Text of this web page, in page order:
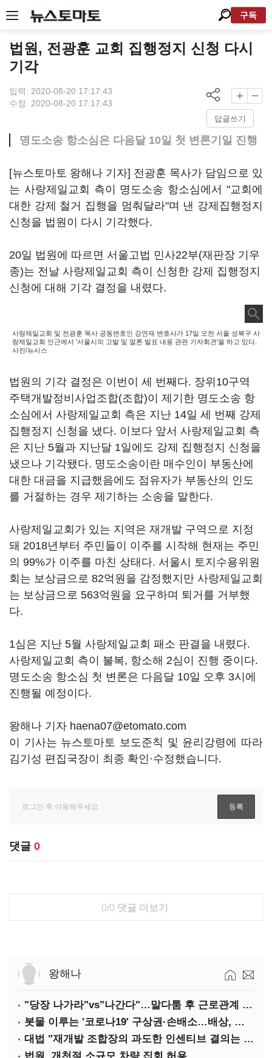
구독
법원, 전광훈 교회 집행정지 신청 다시
기각
입력: 2020-08-20 17:17:43
수정: 2020-08-20 17:17:43
답글쓰기
명도소송 항소심은 다음달 10일 첫 변론기일 진행
[뉴스토마토 왕해나 기자] 전광훈 목사가 담임으로 있
는 사랑제일교회 측이 명도소송 항소심에서 "교회에
대한 강제 철거 집행을 멈춰달라"며 낸 강제집행정지
신청을 법원이 다시 기각했다.
20일 법원에 따르면 서울고법 민사22부(재판장 기우
종)는 전날 사랑제일교회 측이 신청한 강제 집행정지
신청에 대해 기각 결정을 내렸다.
사랑제일교회 및 전광훈 목사 공동변호인 강연재 변호사가 17일 오전 서울 성북구 사
랑제일교회 인근에서 '서울시의 고발 및 얼론 발표 내용 관련 기자회견'을 하고 있다.
사진/뉴시스
법원의 기각 결정은 이번이 세 번째다. 장위10구역
주택개발정비사업조합(조합)이 제기한 명도소송 항
소심에서 사랑제일교회 측은 지난 14일 세 번째 강제
집행정지 신청을 냈다. 이보다 앞서 사랑제일교회 측
은 지난 5월과 지난달 1일에도 강제 집행정지 신청을
냈으나 기각됐다. 명도소송이란 매수인이 부동산에
대한 대금을 지급했음에도 점유자가 부동산의 인도
를 거절하는 경우 제기하는 소송을 말한다.
사랑제일교회가 있는 지역은 재개발 구역으로 지정
돼 2018년부터 주민들이 이주를 시작해 현재는 주민
의 99%가 이주를 마친 상태다. 서울시 토지수용위원
회는 보상금으로 82억원을 감정했지만 사랑제일교회
는 보상금으로 563억원을 요구하며 퇴거를 거부했
다.
1심은 지난 5월 사랑제일교회 패소 판결을 내렸다.
사랑제일교회 측이 불복, 항소해 2심이 진행 중이다.
명도소송 항소심 첫 변론은 다음달 10일 오후 3시에
진행될 예정이다.
왕해나 기자 haena07@etomato.com
이 기사는 뉴스토마토 보도준칙 및 윤리강령에 따라
김기성 편집국장이 최종 확인·수정했습니다.
댓글 0
0/0 댓글 더보기
왕해나
"당장 나가라"vs"나간다"…말다툼 후 근로관계 종료는 부당해고
봇물 이루는 '코로나19' 구상권·손배소…배상, 쉽지 않다
대법 "재개발 조합장의 과도한 인센티브 결의는 무효"